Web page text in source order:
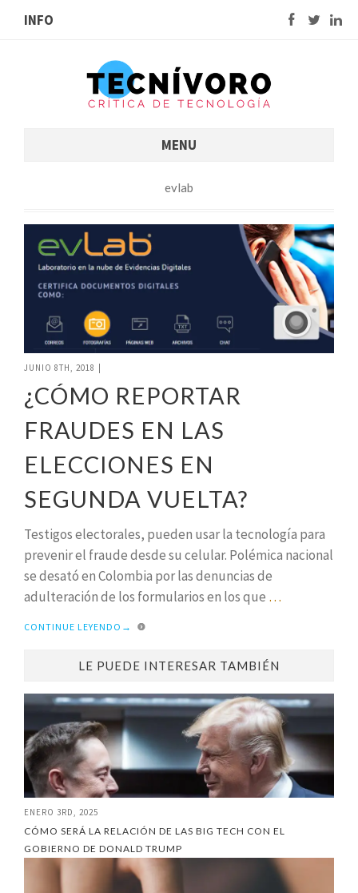
INFO
MENU
evlab
JUNIO 8TH, 2018
¿CÓMO REPORTAR
FRAUDES EN LAS
ELECCIONES EN
SEGUNDA VUELTA?
Testigos electorales, pueden usar la tecnología para
prevenir el fraude desde su celular. Polémica nacional
se desató en Colombia por las denuncias de
adulteración de los formularios en los que …
CONTINUE LEYENDO →
LE PUEDE INTERESAR TAMBIÉN
ENERO 3RD, 2025
CÓMO SERÁ LA RELACIÓN DE LAS BIG TECH CON EL
GOBIERNO DE DONALD TRUMP